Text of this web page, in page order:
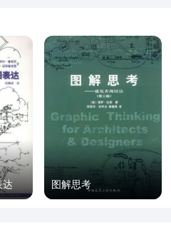
达 图解思考